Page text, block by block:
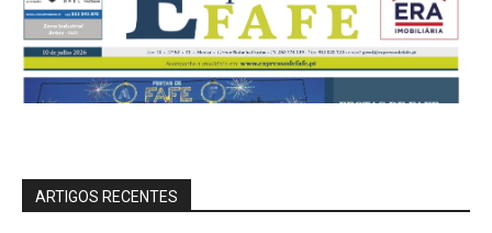
ARTIGOS RECENTES